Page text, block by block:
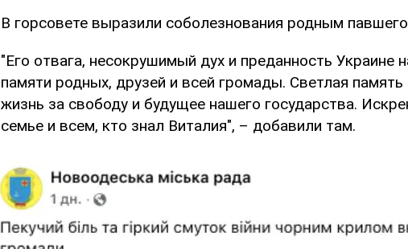
В горсовете выразили соболезнования родным
"Его отвага, несокрушимый дух и преданность Украине
памяти родных, друзей и всей громады. Светлая
жизнь за свободу и будущее нашего государства.
семье и всем, кто знал Виталия", – добавили там.